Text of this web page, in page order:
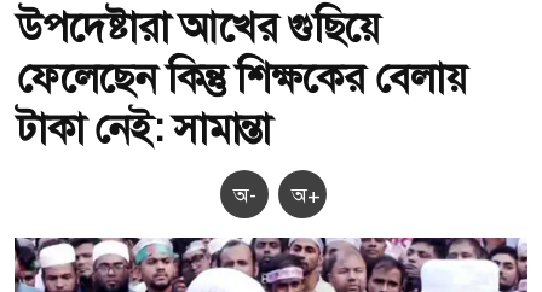
উপদেষ্টারা আখের গুছিয়ে
ফেলেছেন কিন্তু শিক্ষকের বেলায়
টাকা নেই: সামান্তা
অ- অ+